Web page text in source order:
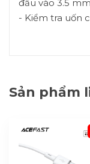
đầu vào 3.5
- Kiểm tra uốn
Sản phẩm